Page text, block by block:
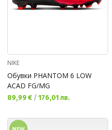
NIKE
Обувки PHANTOM 6 LOW
ACAD FG/MG
Текуща цена:
89,99 € / 176,01 лв.